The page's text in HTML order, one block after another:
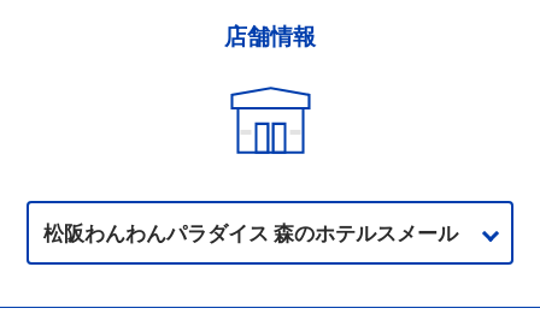
店舗情報
松阪わんわんパラダイス 森のホテルスメール